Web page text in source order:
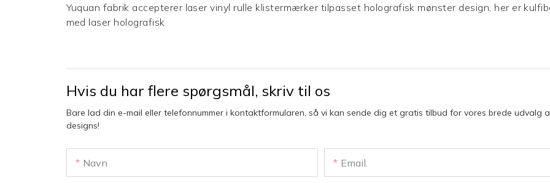
Yuquan fabrik accepterer laser vinyl rulle klistermærker tilpasset holografisk mønster design, her er
med laser holografisk
Hvis du har flere spørgsmål, skriv til os
Bare lad din e-mail eller telefonnummer i kontaktformularen, så vi kan sende dig et gratis tilbud for vores brede udvalg
designs!
Navn Email.